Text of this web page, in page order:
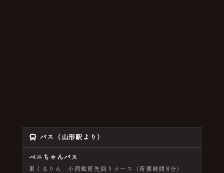
バス（山形駅より）
ベニちゃんバス
東くるりん 小荷駄町先回りコース（所要時間8分）